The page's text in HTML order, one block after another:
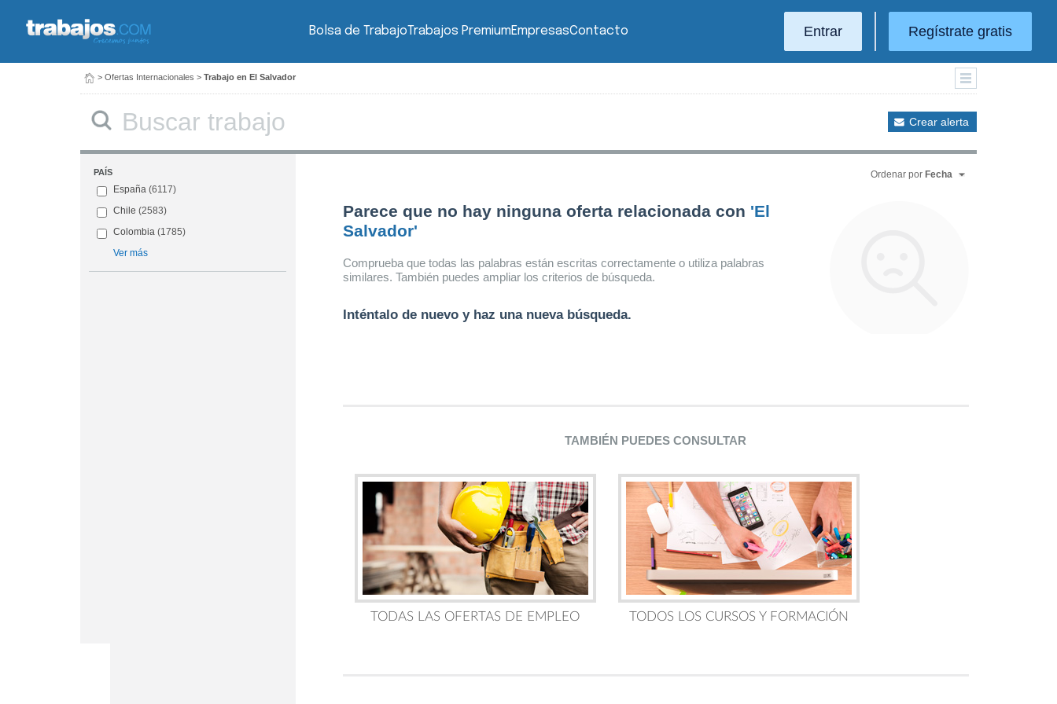
Bolsa de TrabajoTrabajos PremiumEmpresasContacto Entrar Regístrate gratis
> Ofertas Internacionales > Trabajo en El Salvador
Crear alerta
PAÍS
España (6117)
Chile (2583)
Colombia (1785)
Ver más
Ordenar por Fecha
Parece que no hay ninguna oferta relacionada con 'El
Salvador'
Comprueba que todas las palabras están escritas correctamente o utiliza palabras
similares. También puedes ampliar los criterios de búsqueda.
Inténtalo de nuevo y haz una nueva búsqueda.
TAMBIÉN PUEDES CONSULTAR
TODAS LAS OFERTAS DE EMPLEO TODOS LOS CURSOS Y FORMACIÓN